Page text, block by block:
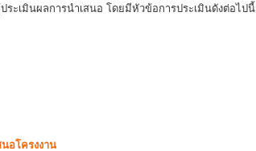
ะเมินผลการนำเสนอ โดยมีหัวข้อการประเมินดังต่อไปนี้
อโครงงาน